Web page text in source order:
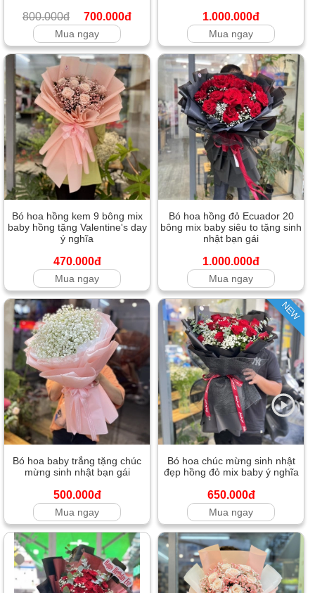
800.000đ 700.000đ
Mua ngay
1.000.000đ
Mua ngay
Bó hoa hồng kem 9 bông mix
baby hồng tặng Valentine's day
ý nghĩa
470.000đ
Mua ngay
Bó hoa hồng đỏ Ecuador 20
bông mix baby siêu to tặng sinh
nhật bạn gái
1.000.000đ
Mua ngay
Bó hoa baby trắng tặng chúc
mừng sinh nhật bạn gái
500.000đ
Mua ngay
NEW
Bó hoa chúc mừng sinh nhật
đẹp hồng đỏ mix baby ý nghĩa
650.000đ
Mua ngay